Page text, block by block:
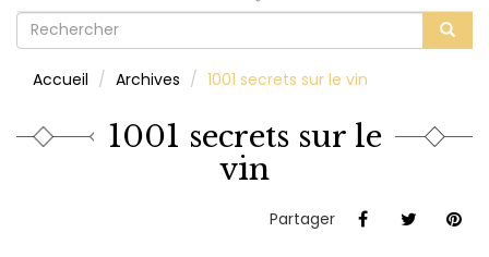
Formulaire
recherche
Accueil Archives 1001 secrets sur le vin
1001 secrets sur le
vin
Partager